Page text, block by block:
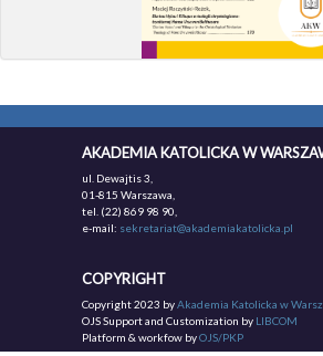
AKADEMIA KATOLICKA W
ul. Dewajtis 3,
01-815 Warszawa,
tel. (22) 869 98 90,
e-mail: sekretariat@akademiakatolicka.pl
COPYRIGHT
Copyright 2023 byAkademia Katolicka w
OJS Support and Customization by LIBCOM
Platform & workfow byOJS/PKP